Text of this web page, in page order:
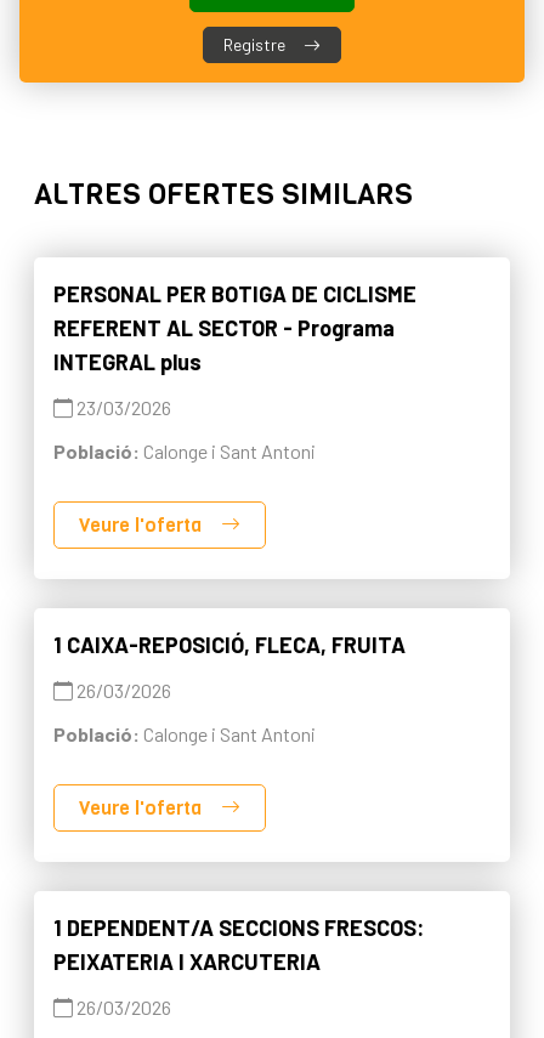
Registre
ALTRES OFERTES SIMILARS
PERSONAL PER BOTIGA DE CICLISME
REFERENT AL SECTOR - Programa
INTEGRAL plus
23/03/2026
Població: Calonge i Sant Antoni
Veure l'oferta
1 CAIXA-REPOSICIÓ, FLECA, FRUITA
26/03/2026
Població: Calonge i Sant Antoni
Veure l'oferta
1 DEPENDENT/A SECCIONS FRESCOS:
PEIXATERIA I XARCUTERIA
26/03/2026